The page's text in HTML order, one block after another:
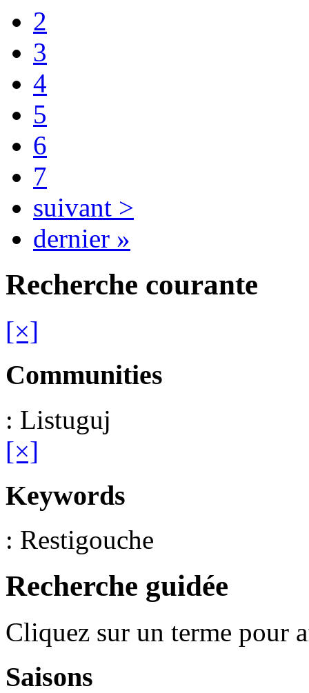
2
3
4
5
6
7
suivant >
dernier »
Recherche courante
[×]
Communities
: Listuguj
[×]
Keywords
: Restigouche
Recherche guidée
Cliquez sur un terme pour
Saisons